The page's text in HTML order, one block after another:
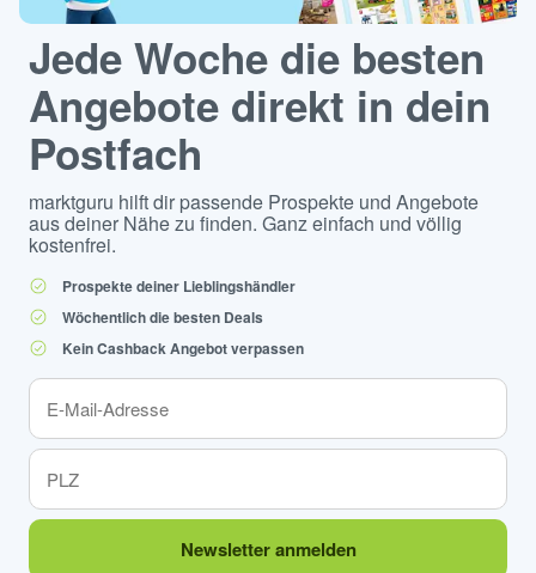
Jede Woche die besten
Angebote direkt in dein
Postfach
marktguru hilft dir passende Prospekte und Angebote
aus deiner Nähe zu finden. Ganz einfach und völlig
kostenfrei.
Prospekte deiner Lieblingshändler
Wöchentlich die besten Deals
Kein Cashback Angebot verpassen
Newsletter anmelden